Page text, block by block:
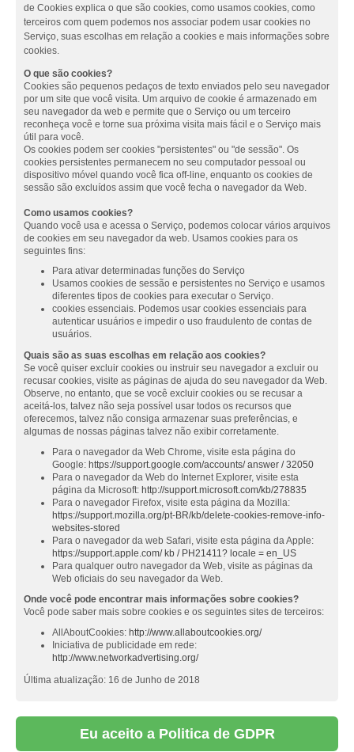
de Cookies explica o que são cookies, como usamos cookies, como
terceiros com quem podemos nos associar podem usar cookies no
Serviço, suas escolhas em relação a cookies e mais informações sobre
cookies.
O que são cookies?
Cookies são pequenos pedaços de texto enviados pelo seu navegador
por um site que você visita. Um arquivo de cookie é armazenado em
seu navegador da web e permite que o Serviço ou um terceiro
reconheça você e torne sua próxima visita mais fácil e o Serviço mais
útil para você.
Os cookies podem ser cookies "persistentes" ou "de sessão". Os
cookies persistentes permanecem no seu computador pessoal ou
dispositivo móvel quando você fica off-line, enquanto os cookies de
sessão são excluídos assim que você fecha o navegador da Web.
Como usamos cookies?
Quando você usa e acessa o Serviço, podemos colocar vários arquivos
de cookies em seu navegador da web. Usamos cookies para os
seguintes fins:
Para ativar determinadas funções do Serviço
Usamos cookies de sessão e persistentes no Serviço e usamos
diferentes tipos de cookies para executar o Serviço.
cookies essenciais. Podemos usar cookies essenciais para
autenticar usuários e impedir o uso fraudulento de contas de
usuários.
Quais são as suas escolhas em relação aos cookies?
Se você quiser excluir cookies ou instruir seu navegador a excluir ou
recusar cookies, visite as páginas de ajuda do seu navegador da Web.
Observe, no entanto, que se você excluir cookies ou se recusar a
aceitá-los, talvez não seja possível usar todos os recursos que
oferecemos, talvez não consiga armazenar suas preferências, e
algumas de nossas páginas talvez não exibir corretamente.
Para o navegador da Web Chrome, visite esta página do
Google: https://support.google.com/accounts/ answer / 32050
Para o navegador da Web do Internet Explorer, visite esta
página da Microsoft: http://support.microsoft.com/kb/278835
Para o navegador Firefox, visite esta página da Mozilla:
https://support.mozilla.org/pt-BR/kb/delete-cookies-remove-info-
websites-stored
Para o navegador da web Safari, visite esta página da Apple:
https://support.apple.com/ kb / PH21411? locale = en_US
Para qualquer outro navegador da Web, visite as páginas da
Web oficiais do seu navegador da Web.
Onde você pode encontrar mais informações sobre cookies?
Você pode saber mais sobre cookies e os seguintes sites de terceiros:
AllAboutCookies: http://www.allaboutcookies.org/
Iniciativa de publicidade em rede:
http://www.networkadvertising.org/
Última atualização: 16 de Junho de 2018